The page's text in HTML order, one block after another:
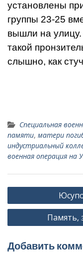
установлены
группы 23-25
вышли на
такой
слышно, как
Специальная
памя­ти, матери
индустриальный
военная операция на
Навигация
по
Память,
Добавить